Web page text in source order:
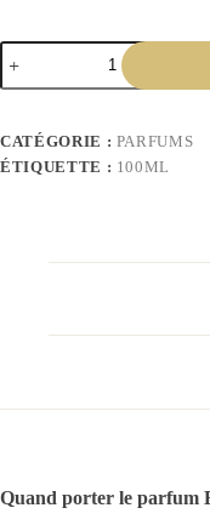
CATÉGORIE : PARFUMS
ÉTIQUETTE : 100ML
Quand porter le parfum